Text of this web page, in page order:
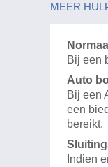
MEER
Bij een
Auto
Bij een
een
bereikt.
Indien